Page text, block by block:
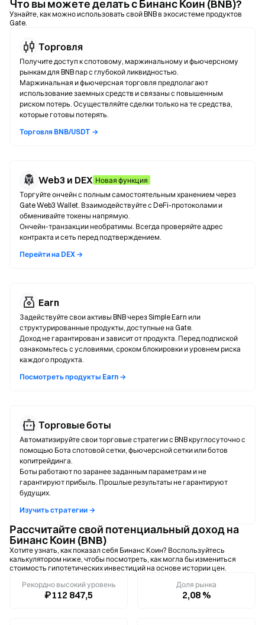
Что вы можете делать с Бинанс Коин (BNB)?
Узнайте, как можно использовать свой BNB в экосистеме продуктов
Gate.
Торговля
Получите доступ к спотовому, маржинальному и фьючерсному
рынкам для BNB пар с глубокой ликвидностью.
Маржинальная и фьючерсная торговля предполагают
использование заемных средств и связаны с повышенным
риском потерь. Осуществляйте сделки только на те средства,
которые готовы потерять.
Торговля BNB/USDT →
Web3 и DEX Новая функция
Торгуйте ончейн с полным самостоятельным хранением через
Gate Web3 Wallet. Взаимодействуйте с DeFi-протоколами и
обменивайте токены напрямую.
Ончейн-транзакции необратимы. Всегда проверяйте адрес
контракта и сеть перед подтверждением.
Перейти на DEX →
Earn
Задействуйте свои активы BNB через Simple Earn или
структурированные продукты, доступные на Gate.
Доход не гарантирован и зависит от продукта. Перед подпиской
ознакомьтесь с условиями, сроком блокировки и уровнем риска
каждого продукта.
Посмотреть продукты Earn →
Торговые боты
Автоматизируйте свои торговые стратегии с BNB круглосуточно с
помощью Бота спотовой сетки, фьючерсной сетки или ботов
копитрейдинга.
Боты работают по заранее заданным параметрам и не
гарантируют прибыль. Прошлые результаты не гарантируют
будущих.
Изучить стратегии →
Рассчитайте свой потенциальный доход на
Бинанс Коин (BNB)
Хотите узнать, как показал себя Бинанс Коин? Воспользуйтесь
калькулятором ниже, чтобы посмотреть, как могла бы измениться
стоимость гипотетических инвестиций на основе истории цен.
Рекордно высокий уровень
₽112 847,5
Доля рынка
2,08 %